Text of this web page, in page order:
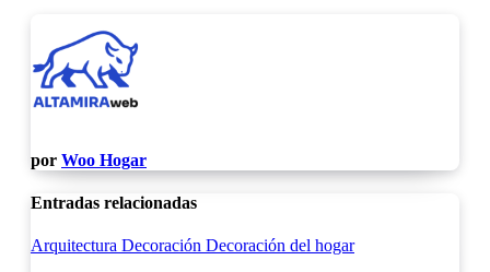
por Woo Hogar
Entradas relacionadas
Arquitectura Decoración Decoración del hogar